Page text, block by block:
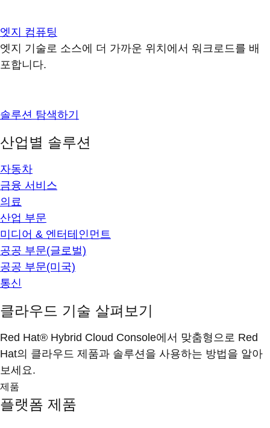
엣지 컴퓨팅
엣지 기술로 소스에 더 가까운 위치에서 워크로드를 배
포합니다.
솔루션 탐색하기
산업별 솔루션
자동차
금융 서비스
의료
산업 부문
미디어 & 엔터테인먼트
공공 부문(글로벌)
공공 부문(미국)
통신
클라우드 기술 살펴보기
Red Hat® Hybrid Cloud Console에서 맞춤형으로 Red
Hat의 클라우드 제품과 솔루션을 사용하는 방법을 알아
보세요.
제품
플랫폼 제품